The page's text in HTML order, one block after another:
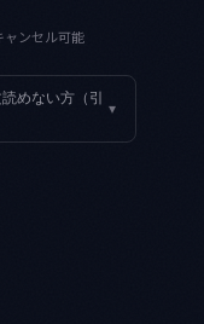
ャンセル可能
めない方（引
▾